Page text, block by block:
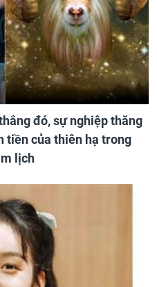
đó, sự nghiệp thăng
tiền của thiên hạ trong
lịch